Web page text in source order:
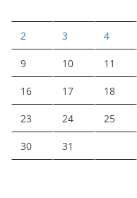
2 3 4
9 10 11
16 17 18
23 24 25
30 31